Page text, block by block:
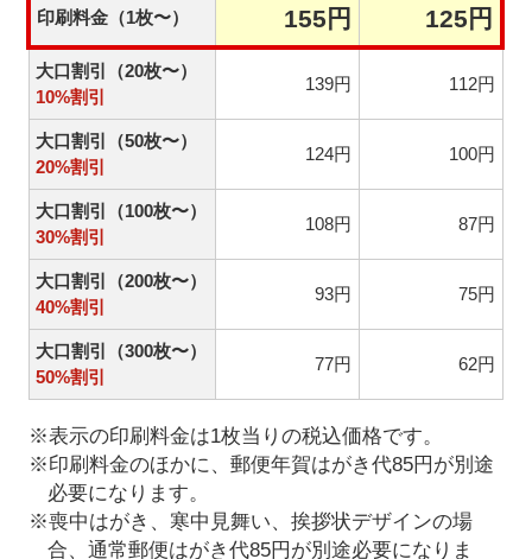
印刷料金（1枚〜） 155円 125円
大口割引（20枚〜）
10%割引
139円 112円
大口割引（50枚〜）
20%割引
124円 100円
大口割引（100枚〜）
30%割引
108円 87円
大口割引（200枚〜）
40%割引
93円 75円
大口割引（300枚〜）
50%割引
77円 62円
※表示の印刷料金は1枚当りの税込価格です。
※印刷料金のほかに、郵便年賀はがき代85円が別途
必要になります。
※喪中はがき、寒中見舞い、挨拶状デザインの場
合、通常郵便はがき代85円が別途必要になりま